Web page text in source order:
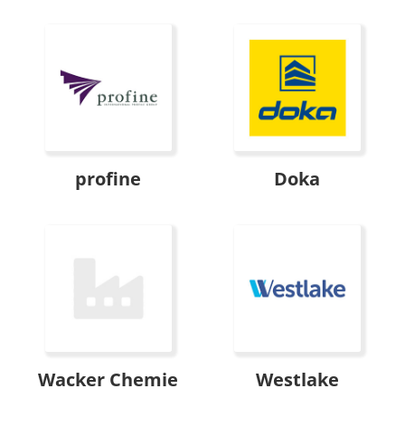
profine Doka
Wacker Chemie Westlake